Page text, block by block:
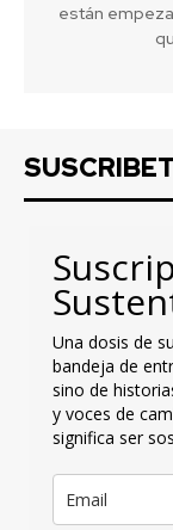
están
Una dosis de
bandeja de
sino de
y voces de
significa ser